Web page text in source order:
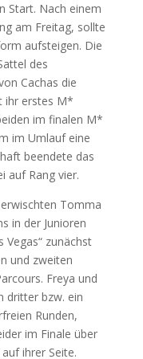
Start. Nach einem
am Freitag, sollte
aufsteigen. Die
des
Cachas die
ihr erstes M*
im finalen M*
im Umlauf eine
beendete das
auf Rang vier.
Tomma
in der Junioren
Vegas“ zunächst
und zweiten
Freya und
dritter bzw. ein
Runden,
im Finale über
ihrer Seite.